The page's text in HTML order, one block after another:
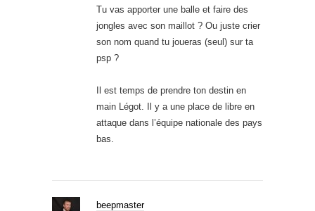
Tu vas apporter une balle et faire des
jongles avec son maillot ? Ou juste crier
son nom quand tu joueras (seul) sur ta
psp ?
Il est temps de prendre ton destin en
main Légot. Il y a une place de libre en
attaque dans l’équipe nationale des pays
bas.
beepmaster